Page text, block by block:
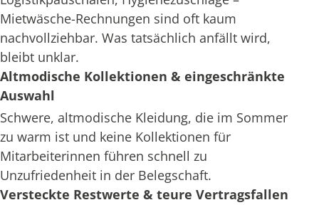
Mietwäsche-Rechnungen sind oft kaum
nachvollziehbar. Was tatsächlich anfällt wird,
bleibt unklar.
Altmodische Kollektionen & eingeschränkte
Auswahl
Schwere, altmodische Kleidung, die im Sommer
zu warm ist und keine Kollektionen für
Mitarbeiterinnen führen schnell zu
Unzufriedenheit in der Belegschaft.
Versteckte Restwerte & teure Vertragsfallen